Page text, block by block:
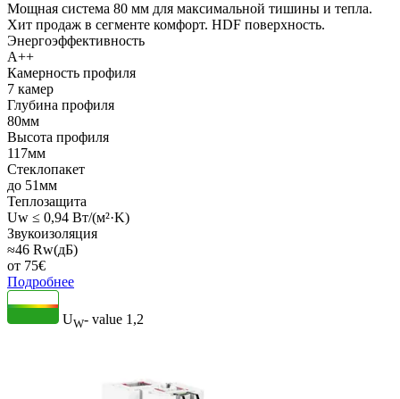
Мощная система 80 мм для максимальной тишины и тепла.
Хит продаж в сегменте комфорт. HDF поверхность.
Энергоэффективность
A++
Камерность профиля
7 камер
Глубина профиля
80мм
Высота профиля
117мм
Стеклопакет
до 51мм
Теплозащита
Uw ≤ 0,94 Вт/(м²·K)
Звукоизоляция
≈46 Rw(дБ)
от 75€
Подробнее
UW- value 1,2